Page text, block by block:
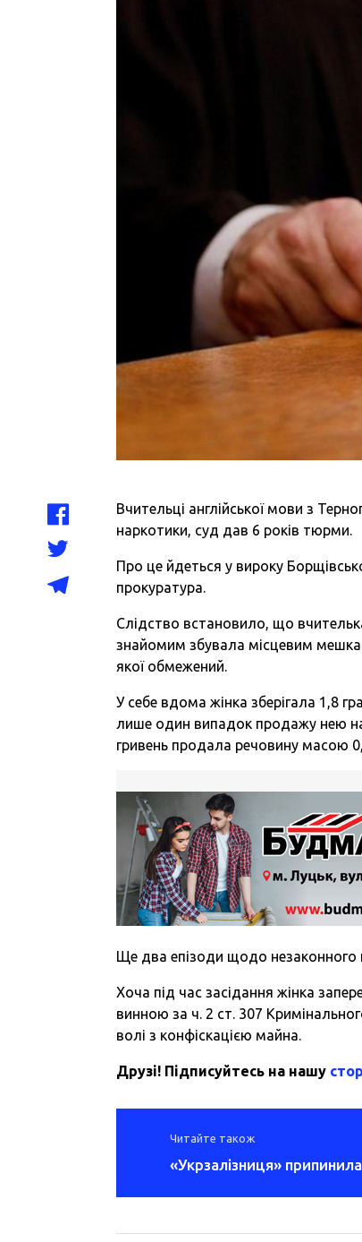
Вчительці англійської мови з
наркотики, суд дав 6 років тюрми.
Про це йдеться у вироку
прокуратура.
Слідство встановило, що вчителька
знайомим збувала місцевим
якої обмежений.
У себе вдома жінка зберігала 1,8
лише один випадок продажу нею
гривень продала речовину масою
Ще два епізоди щодо незаконного
Хоча під час засідання жінка
винною за ч. 2 ст. 307
волі з конфіскацією майна.
Друзі! Підписуйтесь на нашу
Читайте також
«Укрзалізниця»